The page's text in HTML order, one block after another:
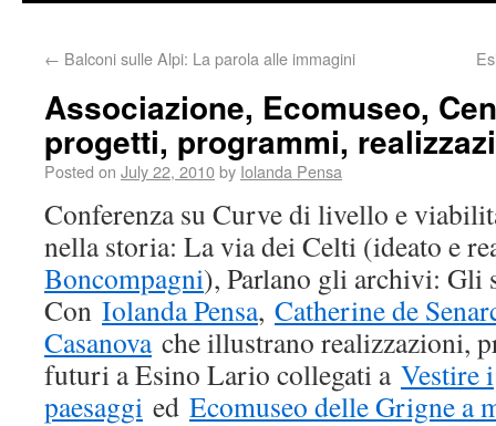
← Balconi sulle Alpi: La parola alle immagini
Associazione, Ecomuseo,
progetti, programmi,
Posted on July 22, 2010by Iolanda Pensa
Conferenza su Curve di livello e
nella storia: La via dei Celti (ideato e
Boncompagni), Parlano gli archivi: Gli
Con Iolanda Pensa, Catherine de
Casanovache illustrano realizzazioni,
futuri a Esino Lario collegati a Vestire i
paesaggi ed Ecomuseo delle Grigne a